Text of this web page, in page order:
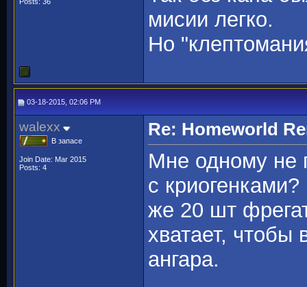
мисии легко.
Но
03-18-2015, 02:06 PM
walexx
В запасе
Join Date: Mar 2015
Posts: 4
Re: Homeworld
Мне одному не
с
же 20 шт
хватает, чтобы
ангара.